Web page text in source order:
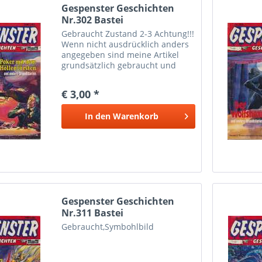
Gespenster Geschichten
Nr.302 Bastei
Gebraucht Zustand 2-3 Achtung!!!
Wenn nicht ausdrücklich anders
angegeben sind meine Artikel
grundsätzlich gebraucht und
Trotzdem bin ich ständig bemüht
die Artikel nach bestem Wissen
€ 3,00 *
In den Warenkorb
Gespenster Geschichten
Nr.311 Bastei
Gebraucht,Symbohlbild